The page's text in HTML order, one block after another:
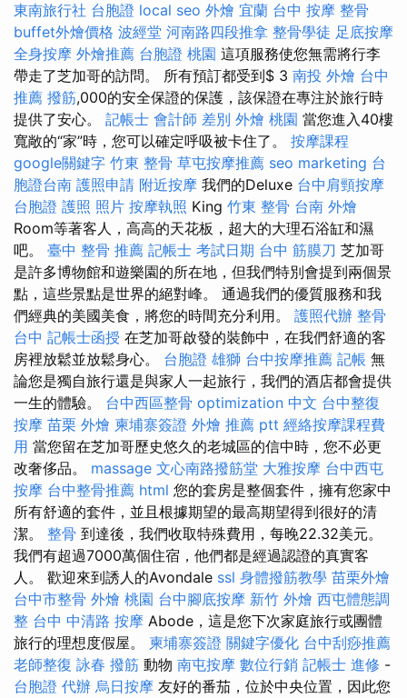
東南旅行社 台胞證 local seo 外燴 宜蘭 台中 按摩 整骨
buffet外燴價格 波經堂 河南路四段推拿 整骨學徒 足底按摩
全身按摩 外燴推薦 台胞證 桃園 這項服務使您無需將行李
帶走了芝加哥的訪問。 所有預訂都受到$ 3 南投 外燴 台中
推薦 撥筋,000的安全保證的保護，該保證在專注於旅行時
提供了安心。 記帳士 會計師 差別 外燴 桃園 當您進入40樓
寬敞的“家”時，您可以確定呼吸被卡住了。 按摩課程
google關鍵字 竹東 整骨 草屯按摩推薦 seo marketing 台
胞證台南 護照申請 附近按摩 我們的Deluxe 台中肩頸按摩
台胞證 護照 照片 按摩執照 King 竹東 整骨 台南 外燴
Room等著客人，高高的天花板，超大的大理石浴缸和濕
吧。 臺中 整骨 推薦 記帳士 考試日期 台中 筋膜刀 芝加哥
是許多博物館和遊樂園的所在地，但我們特別會提到兩個景
點，這些景點是世界的絕對峰。 通過我們的優質服務和我
們經典的美國美食，將您的時間充分利用。 護照代辦 整骨
台中 記帳士函授 在芝加哥啟發的裝飾中，在我們舒適的客
房裡放鬆並放鬆身心。 台胞證 雄獅 台中按摩推薦 記帳 無
論您是獨自旅行還是與家人一起旅行，我們的酒店都會提供
一生的體驗。 台中西區整骨 optimization 中文 台中整復
按摩 苗栗 外燴 柬埔寨簽證 外燴 推薦 ptt 經絡按摩課程費
用 當您留在芝加哥歷史悠久的老城區的信中時，您不必更
改奢侈品。 massage 文心南路撥筋堂 大雅按摩 台中西屯
按摩 台中整骨推薦 html 您的套房是整個套件，擁有您家中
所有舒適的套件，並且根據期望的最高期望得到很好的清
潔。 整骨 到達後，我們收取特殊費用，每晚22.32美元。
我們有超過7000萬個住宿，他們都是經過認證的真實客
人。 歡迎來到誘人的Avondale ssl 身體撥筋教學 苗栗外燴
台中市整骨 外燴 桃園 台中腳底按摩 新竹 外燴 西屯體態調
整 台中 中清路 按摩 Abode，這是您下次家庭旅行或團體
旅行的理想度假屋。 柬埔寨簽證 關鍵字優化 台中刮痧推薦
老師整復 詠春 撥筋 動物 南屯按摩 數位行銷 記帳士 進修 -
台胞證 代辦 烏日按摩 友好的番茄，位於中央位置，因此您